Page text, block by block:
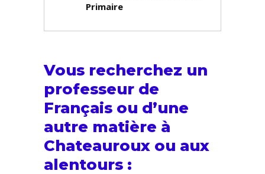
Primaire
Vous recherchez un
professeur de
Français ou d’une
autre matière à
Chateauroux ou aux
alentours :